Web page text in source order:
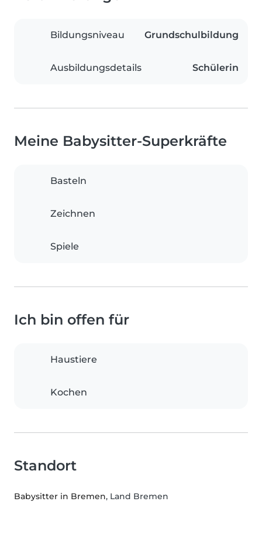
Bildungsniveau Grundschulbildung
Ausbildungsdetails Schülerin
Meine Babysitter-Superkräfte
Basteln
Zeichnen
Spiele
Ich bin offen für
Haustiere
Kochen
Standort
Babysitter in Bremen, Land Bremen